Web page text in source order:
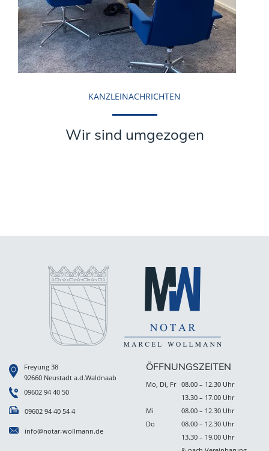
KANZLEINACHRICHTEN
Wir sind umgezogen
Freyung 38
92660 Neustadt a.d.Waldnaab
09602 94 40 50
09602 94 40 54 4
info@notar-wollmann.de
ÖFFNUNGSZEITEN
Mo, Di, Fr 08.00 – 12.30 Uhr
13.30 – 17.00 Uhr
Mi
08.00 – 12.30 Uhr
Do
08.00 – 12.30 Uhr
13.30 – 19.00 Uhr